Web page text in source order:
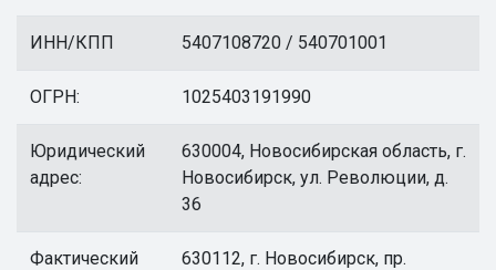
ИНН/КПП 5407108720 / 540701001
ОГРН: 1025403191990
Юридический
адрес:
630004, Новосибирская область, г.
Новосибирск, ул. Революции, д.
36
Фактический
630112, г. Новосибирск, пр.